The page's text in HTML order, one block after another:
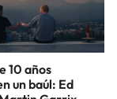
10 años
un baúl: Ed